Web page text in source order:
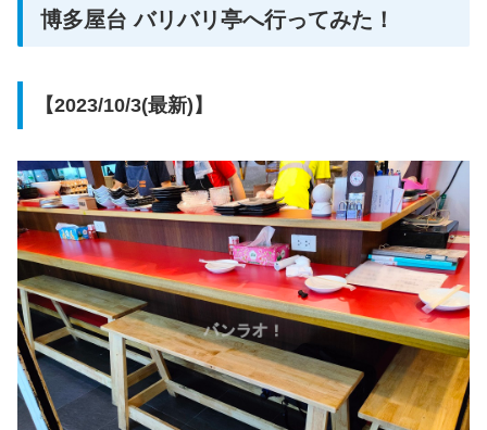
博多屋台 バリバリ亭へ行ってみた！
【2023/10/3(最新)】